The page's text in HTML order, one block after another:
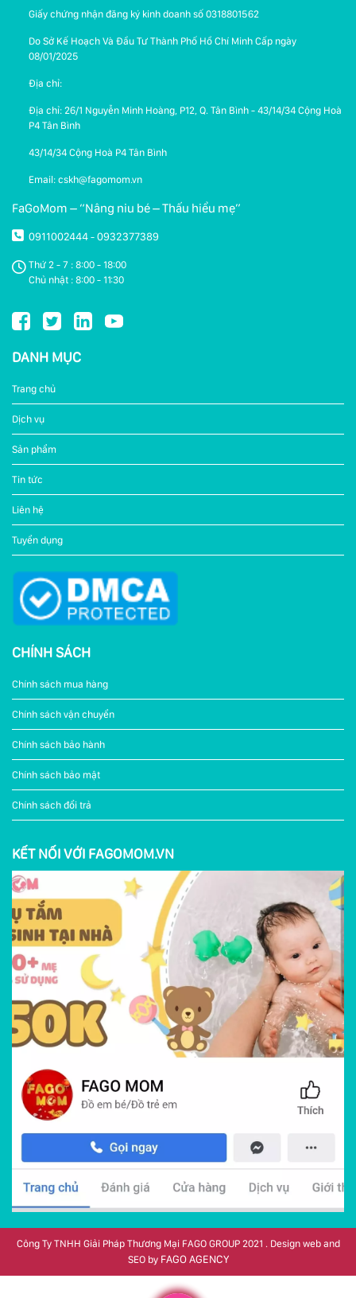
Giấy chứng nhận đăng ký kinh doanh số 0318801562
Do Sở Kế Hoạch Và Đầu Tư Thành Phố Hồ Chí Minh Cấp ngày
08/01/2025
Địa chỉ:
Địa chỉ: 26/1 Nguyễn Minh Hoàng, P12, Q. Tân Bình - 43/14/34 Cộng Hoà
P4 Tân Bình
43/14/34 Cộng Hoà P4 Tân Bình
Email: cskh@fagomom.vn
FaGoMom – “Nâng niu bé – Thấu hiểu mẹ”
0911002444 - 0932377389
Thứ 2 - 7 : 8:00 - 18:00
Chủ nhật : 8:00 - 11:30
DANH MỤC
Trang chủ
Dịch vụ
Sản phẩm
Tin tức
Liên hệ
Tuyển dụng
CHÍNH SÁCH
Chính sách mua hàng
Chính sách vận chuyển
Chính sách bảo hành
Chính sách bảo mật
Chính sách đổi trả
KẾT NỐI VỚI FAGOMOM.VN
Công Ty TNHH Giải Pháp Thương Mại FAGO GROUP 2021 . Design web and
SEO by FAGO AGENCY